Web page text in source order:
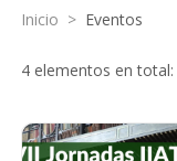
Inicio > Eventos
4 elementos en total: